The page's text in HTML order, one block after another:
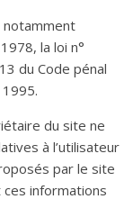
notamment
la loi n°
du Code pénal
du site ne
à l’utilisateur
par le site
informations